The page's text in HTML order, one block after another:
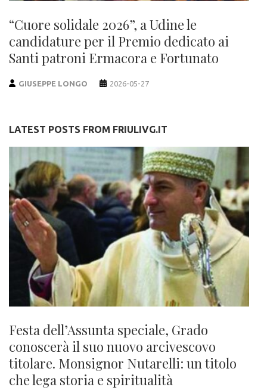
“Cuore solidale 2026”, a Udine le
candidature per il Premio dedicato ai
Santi patroni Ermacora e Fortunato
GIUSEPPE LONGO 2026-05-27
LATEST POSTS FROM FRIULIVG.IT
Festa dell’Assunta speciale, Grado
conoscerà il suo nuovo arcivescovo
titolare. Monsignor Nutarelli: un titolo
che lega storia e spiritualità